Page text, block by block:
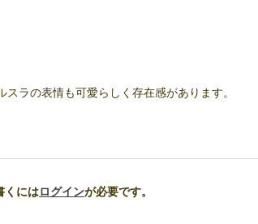
ラの表情も可愛らしく存在感があります。
くにはログインが必要です。